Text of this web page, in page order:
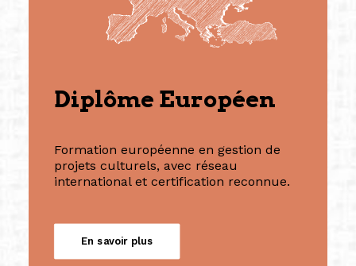
Diplôme Européen
Formation européenne en gestion de
projets culturels, avec réseau
international et certification reconnue.
En savoir plus